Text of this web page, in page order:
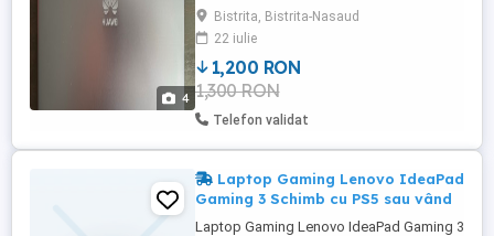
4
integrat (original, licențiat). Greutate - 1.3
kg; Cadru metalic slimline (14,9 mm);
Diametru ecran - 13 inch; HUAWEI FullView
Display cu rame de 4,4 mm; raportul de la
ecran la corp la 88% si gama de culori
100% ...
Bistrita, Bistrita-Nasaud
22 iulie
1,200 RON
1,300 RON
Telefon validat
Laptop Gaming Lenovo IdeaPad
Gaming 3 Schimb cu PS5 sau vând
Laptop Gaming Lenovo IdeaPad Gaming 3